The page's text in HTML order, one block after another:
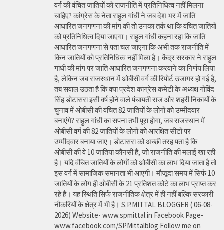
वर्ग की वंचित जातियों को राजनीति में प्रतिनिधित्व नहीं मिलना
चाहिए? कांग्रेस के नेता राहुल गांधी ने जब देश भर में जाति
आधारित जनगणना की मांग की तो उनका तर्क था कि वंचित जातियों
को प्रतिनिधित्व दिया जाएगा। राहुल गांधी कहना रहा कि जाति
आधारित जनगणना से पता चल जाएगा कि अभी तक राजनीति में
किन जातियों को प्रतिनिधित्व नहीं मिला है। केंद्र सरकार ने राहुल
गांधी की मांग पर जाति आधारित जनगणना करवाने का निर्णय लिया
है, लेकिन जब राजस्थान में ओबीसी वर्ग की रिपोर्ट उजागर हो गई है,
तब सवाल उठता है कि क्या प्रदेश कांग्रेस कमेटी के अध्यक्ष गोविंद
सिंह डोटासरा इसी वर्ष होने वाले पंचायती राज और शहरी निकायों के
चुनाव में ओबीसी की वंचित 82 जातियों के लोगों को उम्मीदवार
बनाएंगे? राहुल गांधी का सपना तभी पूरा होगा, जब राजस्थान में
ओबीसी वर्ग की 82 जातियों के लोगों को आरक्षित सीटों पर
उम्मीदवार बनाया जाए। डोटासरा को अच्छी तरह पता है कि
ओबीसी की वे 10 जातियां कौनसी है, जो राजनीति की मलाई खा रही
है। यदि वंचित जातियों के लोगों को ओबीसी का लाभ दिया जाता है तो
इस वर्ग में सामाजिक समानता भी आएगी। मौजूदा समय में सिर्फ 10
जातियों के लोग ही ओबीसी के 21 प्रतिशत कोटे का लाभ प्राप्त कर
रहे है। यह स्थिति सिर्फ राजनीतिक क्षेत्र में ही नहीं बल्कि सरकारी
नौकरियों के क्षेत्र में भी है। S.P.MITTAL BLOGGER ( 06-08-
2026) Website- www.spmittal.in Facebook Page-
www.facebook.com/SPMittalblog Follow me on